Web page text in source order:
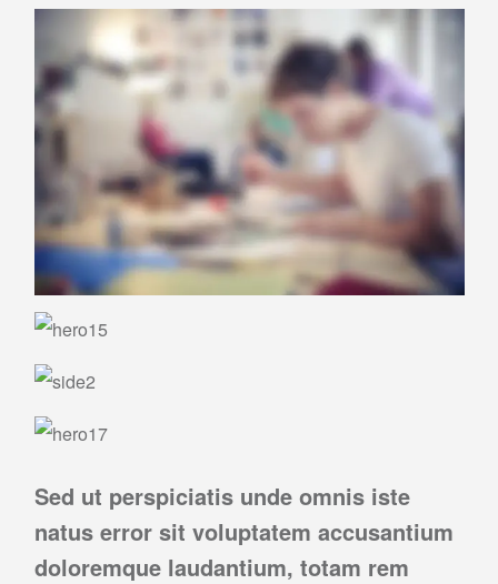
Sed ut perspiciatis unde omnis iste
natus error sit voluptatem accusantium
doloremque laudantium, totam rem